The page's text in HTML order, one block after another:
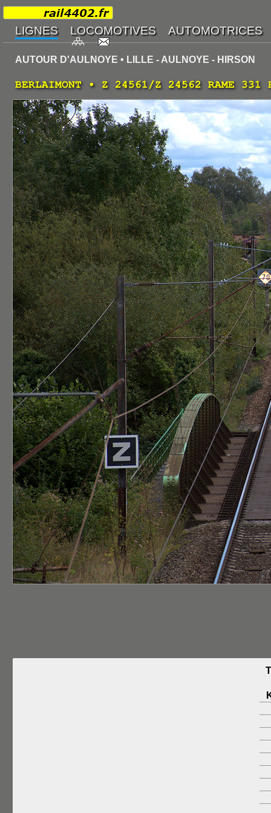
AUTOUR D'AULNOYE • LILLE - AULNOYE - HIRSON
BERLAIMONT • Z 24561/Z 24562 RAME 331